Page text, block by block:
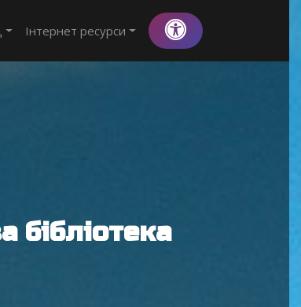
Інтернет ресурси
бібліотека